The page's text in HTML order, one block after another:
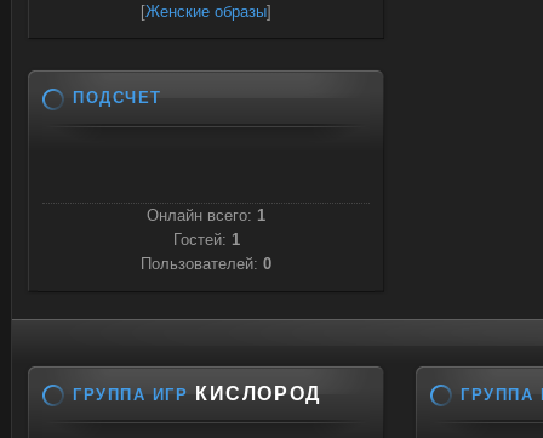
[Женские образы]
ПОДСЧЕТ
Онлайн всего: 1
Гостей: 1
Пользователей: 0
ГРУППА ИГР КИСЛОРОД ГРУППА